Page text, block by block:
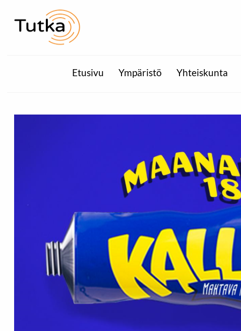
Etusivu Ympäristö Yhteiskunta